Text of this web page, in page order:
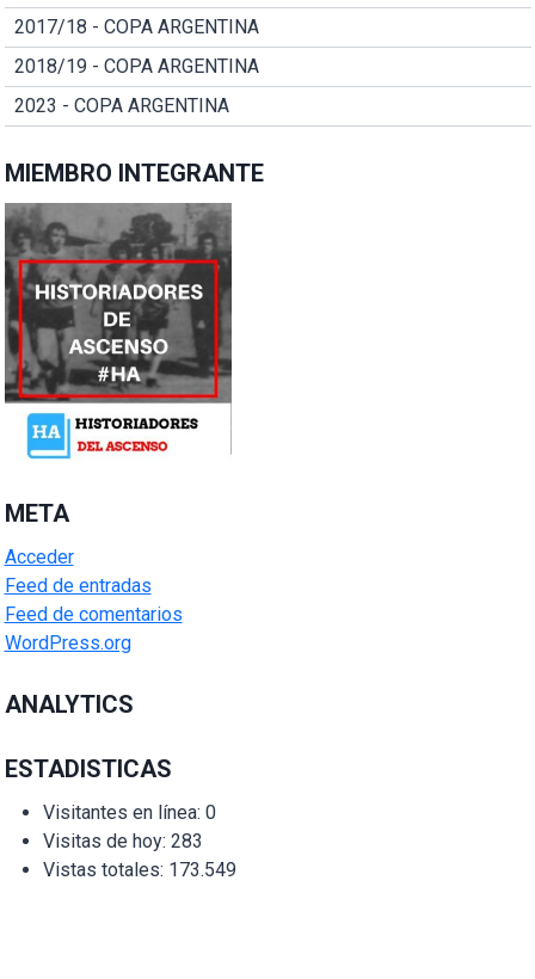
2017/18 - COPA ARGENTINA
2018/19 - COPA ARGENTINA
2023 - COPA ARGENTINA
MIEMBRO INTEGRANTE
META
Acceder
Feed de entradas
Feed de comentarios
WordPress.org
ANALYTICS
ESTADISTICAS
Visitantes en línea: 0
Visitas de hoy: 283
Vistas totales: 173.549